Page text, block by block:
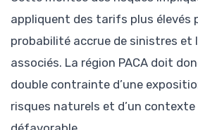
appliquent des tarifs plus élevés
probabilité accrue de sinistres et
associés. La région PACA doit
double contrainte d’une
risques naturels et d’un